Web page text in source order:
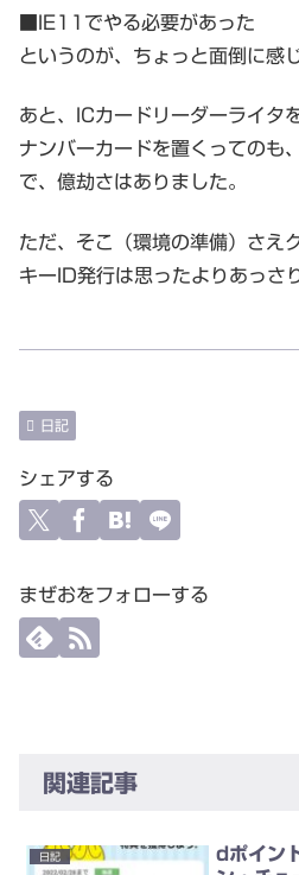
■IE11でやる必要があった
というのが、ちょっと面倒に感
あと、ICカードリーダーライタ
ナンバーカードを置くってのも
で、億劫さはありました。
ただ、そこ（環境の準備）さえ
キーID発行は思ったよりあっさ
日記
シェアする
まぜおをフォローする
関連記事
日記
dポイン